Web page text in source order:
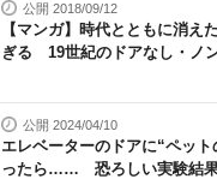
公開 2018/09/12
【マンガ】時代とともに消え
ぎる 19世紀のドアなし・ノ
公開 2024/04/10
エレベーターのドアに“ペット
ったら…… 恐ろしい実験結